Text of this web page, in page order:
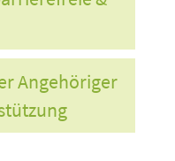
Angehöriger